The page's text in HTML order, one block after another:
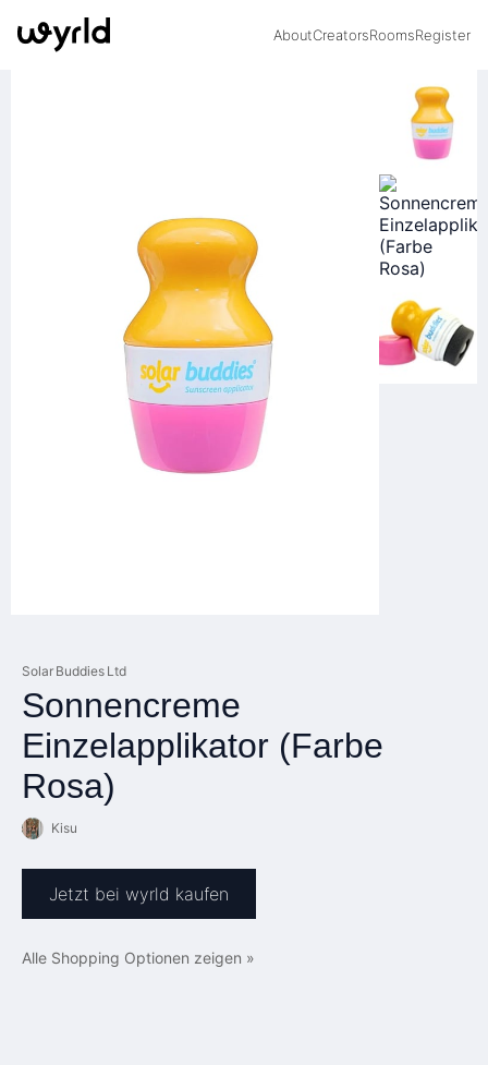
AboutCreatorsRoomsRegister
Solar Buddies Ltd
Sonnencreme
Einzelapplikator (Farbe
Rosa)
Kisu
Jetzt bei wyrld kaufen
Alle Shopping Optionen zeigen »